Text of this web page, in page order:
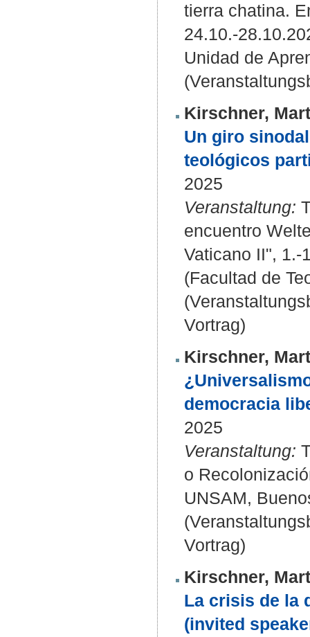
tierra chatina.
24.10.-
Unidad de
Kirschner,
Un giro
teológicos
2025
Veranstaltung:
encuentro
Vaticano II", 1.-
(Facultad de
Vortrag)
Kirschner,
democracia
2025
Veranstaltung:
o
UNSAM,
Vortrag)
Kirschner,
La crisis de la
(invited